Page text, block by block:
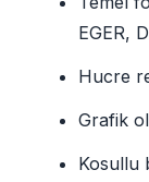
EGER,
Hucre
Grafik
Kosullu